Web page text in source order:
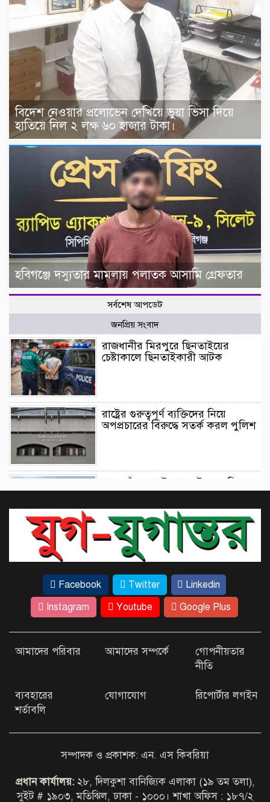
বিদেশ নেওয়ার প্রলোভেন দেখিয়ে ভুয়া ভিসা দিয়ে
হাতিয়ে নিল ২ লক্ষ ৬০ হাজার টাকা।
হবিগঞ্জে দস্যুতার মামলায় পলাতক আসামি গ্রেফতার
সর্বশেষ আপডেট
জনপ্রিয় সংবাদ
রাজধানীর মিরপুরে ছিনতাইয়ের
চেষ্টাকালে ছিনতাইকারী আটক
রাষ্ট্রের গুরুত্বপূর্ণ ব্যক্তিদের নিয়ে
অপপ্রচারের বিরুদ্ধে সতর্ক করল পুলিশ
গফরগাঁওয়ে লাইনচ্যুত ট্রেনের বগি
উদ্ধার, ঢাকা-ময়মনসিংহ রুটে ট্রেন
চলাচল স্বাভাবিক
বিজ্ঞানীক এস.এম. শাহজাহান সিরাজ
ডিজিটাল ইংলিশ ও থিওসফিক্যাল
বিজ্ঞানী সহকারী অধ্যাপক (অবসর)
দেশে ফিরে বিচারের মুখোমুখি হতে
প্রস্তুত সাকিব আল হাসান
সাকিবের জন্য জাতীয় দলের দরজা বন্ধ:
ইতালিতে ঢাকাগামী বিমানের ভেতর ৭
Facebook Twitter
Linkedin
Instagram
Youtube Google Plus
আমাদের পরিবার আমাদের সম্পর্কে
গোপনীয়তার
নীতি
ব্যবহারের
শর্তাবলি
যোগাযোগ রিপোর্টার লগইন
সম্পাদক ও প্রকাশক: এন. এস কিবরিয়া
প্রধান কার্যালয়:২৮, দিলকুশা বানিজ্যিক এলাকা (১৯ তম তলা),
সুইট # ১৯০৩, মতিঝিল, ঢাকা - ১০০০। শাখা অফিস : ১৮৭/২